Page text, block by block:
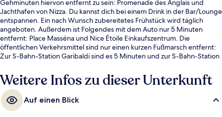
Gehminuten hiervon entfernt zu sein: Promenade des Anglais und
Jachthafen von Nizza. Du kannst dich bei einem Drink in der Bar/Lounge
entspannen. Ein nach Wunsch zubereitetes Frühstück wird täglich
angeboten. Außerdem ist Folgendes mit dem Auto nur 5 Minuten
entfernt: Place Masséna und Nice Étoile Einkaufszentrum. Die
öffentlichen Verkehrsmittel sind nur einen kurzen Fußmarsch entfernt:
Zur S-Bahn-Station Garibaldi sind es 5 Minuten und zur S-Bahn-Station
Weitere Infos zu dieser Unterkunft
Auf einen Blick